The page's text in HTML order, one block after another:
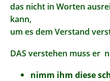
das nicht in Worten
kann,
um es dem Verstand
DAS verstehen muss er
nimm ihm diese